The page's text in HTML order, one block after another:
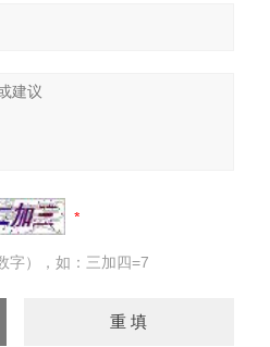
字），如：三加四=7